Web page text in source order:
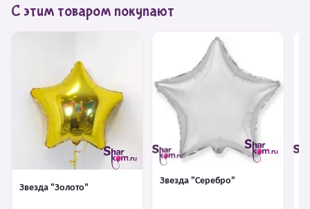
С этим товаром покупают
Звезда "Золото"
Звезда "Серебро"